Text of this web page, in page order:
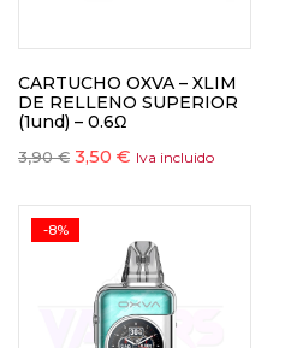
CARTUCHO OXVA – XLIM
DE RELLENO SUPERIOR
(1und) – 0.6Ω
3,90€ 3,50 € Iva incluido
-8%